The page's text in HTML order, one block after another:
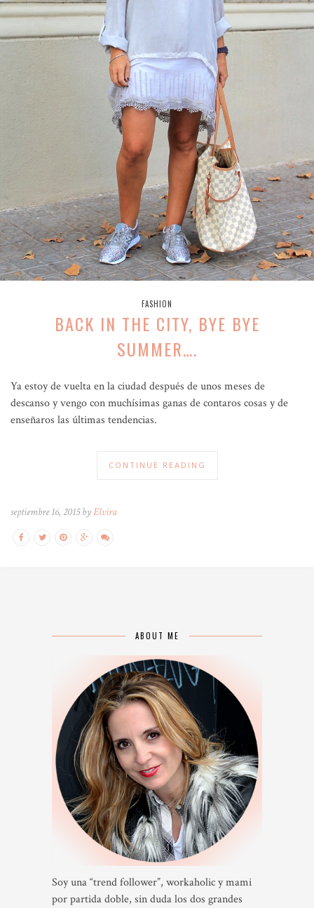
FASHION
BACK IN THE CITY, BYE BYE
SUMMER….
Ya estoy de vuelta en la ciudad después de unos meses de
descanso y vengo con muchísimas ganas de contaros cosas y de
enseñaros las últimas tendencias.
CONTINUE READING
septiembre 16, 2015 byElvira
ABOUT ME
Soy una “trend follower”, workaholic y mami
por partida doble, sin duda los dos grandes